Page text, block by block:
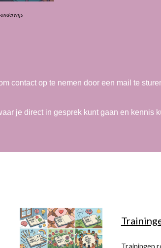
contact op te nemen door een mail te
je direct in gesprek kunt gaan en kennis
Trainingen